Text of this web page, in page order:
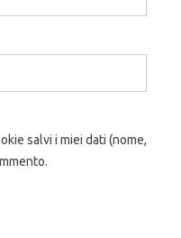
salvi i miei dati (nome,